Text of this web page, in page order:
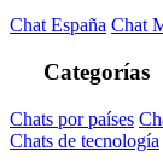
Chat España Chat
Categorías
Chats por países
Chats de tecnología